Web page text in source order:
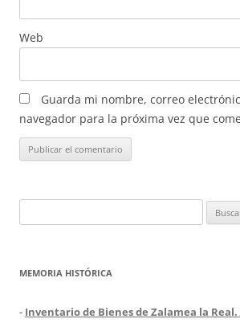
Web
Guarda mi nombre, correo
navegador para la próxima vez que
MEMORIA HISTÓRICA
- Inventario de Bienes de Zalamea la Real.